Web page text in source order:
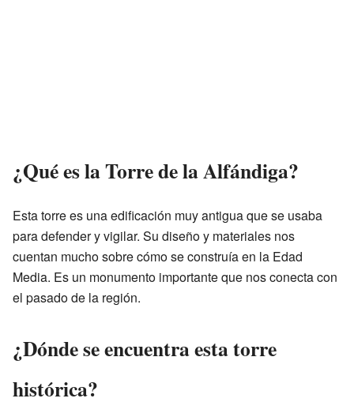
¿Qué es la Torre de la Alfándiga?
Esta torre es una edificación muy antigua que se usaba
para defender y vigilar. Su diseño y materiales nos
cuentan mucho sobre cómo se construía en la Edad
Media. Es un monumento importante que nos conecta con
el pasado de la región.
¿Dónde se encuentra esta torre
histórica?